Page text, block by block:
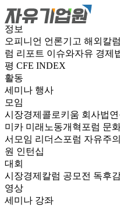
정보
오피니언 언론기고 해외칼럼
럼 리포트 이슈와자유 경제
평 CFE INDEX
활동
세미나 행사
모임
시장경제콜로키움 회사법연
미카 미래노동개혁포럼 문
서모임 리더스포럼 자유주
원 인턴십
대회
시장경제칼럼 공모전 독후
영상
세미나 강좌